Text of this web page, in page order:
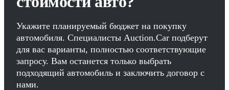
Укажите планируемый бюджет на покупку
автомобиля. Специалисты Auction.Car подберут
для вас варианты, полностью соответствующие
запросу. Вам останется только выбрать
подходящий автомобиль и заключить договор с
нами.